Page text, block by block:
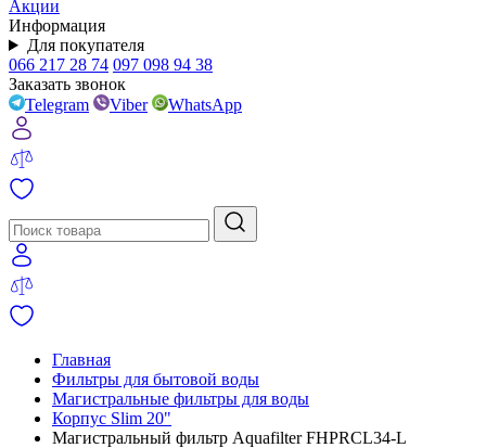
Акции
Информация
Для покупателя
066 217 28 74 097 098 94 38
Заказать звонок
Telegram
Viber WhatsApp
Главная
Фильтры для бытовой воды
Магистральные фильтры для воды
Корпус Slim 20"
Магистральный фильтр Aquafilter FHPRCL34-L